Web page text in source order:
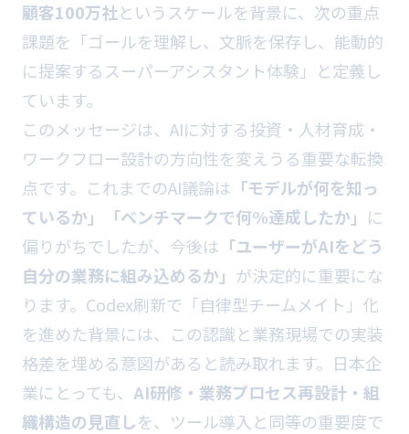
顧客100万社というスケールを背景に、次の重点
課題を「ゴールを理解し、文脈を保存し、能動的
に提案するスーパーアシスタント体験」と定義し
ています。
このメッセージは、AIに対する投資・人材育成・
ワークフロー設計の方向性を変えうる重要な転換
点です。これまでのAI議論は 「モデルが何を知っ
ているか」「ベンチマークで何%達成したか」 に
偏りがちでしたが、今後は 「ユーザーがAIをどう
自分の業務に組み込めるか」 が決定的に重要にな
ります。Codex刷新で「自律型チームメイト」化
を進めた背景には、この認識と業務現場での実装
格差を埋める意図があると読み取れます。日本企
業にとっても、 AI研修・業務プロセス再設計・組
織構造の見直しを、ツール導入と同等の重要度で